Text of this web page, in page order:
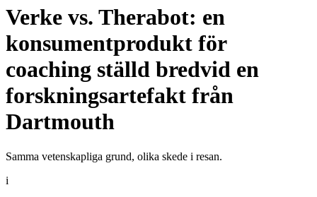
Verke vs. Therabot: en
konsumentprodukt för
coaching ställd bredvid en
forskningsartefakt från
Dartmouth
Samma vetenskapliga grund, olika skede i resan.
i